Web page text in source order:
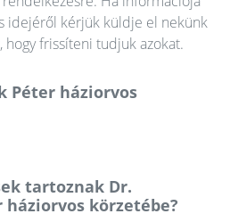
idejéről kérjük küldje el nekünk
hogy frissíteni tudjuk azokat.
Péter háziorvos
tartoznak Dr.
háziorvos körzetébe?